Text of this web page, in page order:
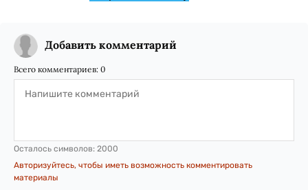
Добавить комментарий
Всего комментариев: 0
Осталось символов: 2000
Авторизуйтесь, чтобы иметь возможность комментировать
материалы